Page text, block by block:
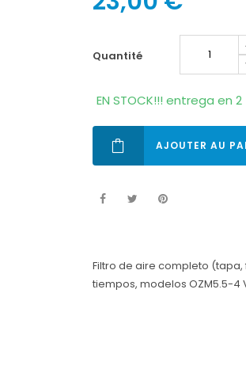
quantité
EN STOCK!!! entrega en
AJOUTER AU
Filtro de aire completo
tiempos, modelos OZM5.5-4